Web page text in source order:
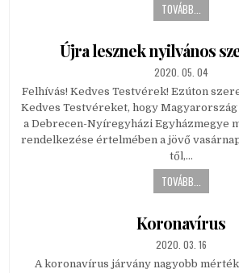
TOVÁBB...
Újra lesznek nyilvános
PUBLISHED
DATE:
2020. 05. 04
Felhívás! Kedves Testvérek! Ezúton
Kedves Testvéreket, hogy
a Debrecen-Nyíregyházi Egyházmegye
rendelkezése értelmében a jövő
től,…
TOVÁBB...
Koronavírus
PUBLISHED
DATE:
2020. 03. 16
A koronavírus járvány nagyobb